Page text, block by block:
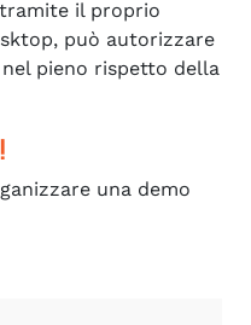
il proprio
può autorizzare
pieno rispetto della
una demo